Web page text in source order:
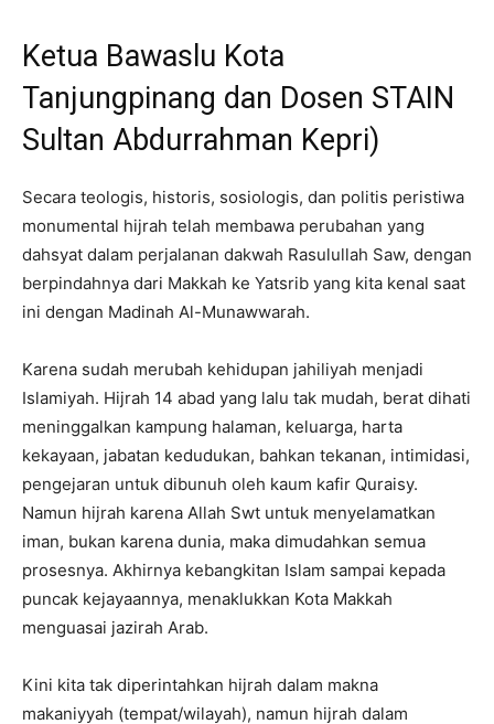
Ketua Bawaslu Kota
Tanjungpinang dan Dosen STAIN
Sultan Abdurrahman Kepri)
Secara teologis, historis, sosiologis, dan politis peristiwa
monumental hijrah telah membawa perubahan yang
dahsyat dalam perjalanan dakwah Rasulullah Saw, dengan
berpindahnya dari Makkah ke Yatsrib yang kita kenal saat
ini dengan Madinah Al-Munawwarah.
Karena sudah merubah kehidupan jahiliyah menjadi
Islamiyah. Hijrah 14 abad yang lalu tak mudah, berat dihati
meninggalkan kampung halaman, keluarga, harta
kekayaan, jabatan kedudukan, bahkan tekanan, intimidasi,
pengejaran untuk dibunuh oleh kaum kafir Quraisy.
Namun hijrah karena Allah Swt untuk menyelamatkan
iman, bukan karena dunia, maka dimudahkan semua
prosesnya. Akhirnya kebangkitan Islam sampai kepada
puncak kejayaannya, menaklukkan Kota Makkah
menguasai jazirah Arab.
Kini kita tak diperintahkan hijrah dalam makna
makaniyyah (tempat/wilayah), namun hijrah dalam